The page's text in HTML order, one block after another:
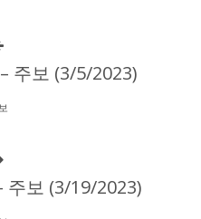
주보 (3/5/2023)
주보 (3/19/2023)